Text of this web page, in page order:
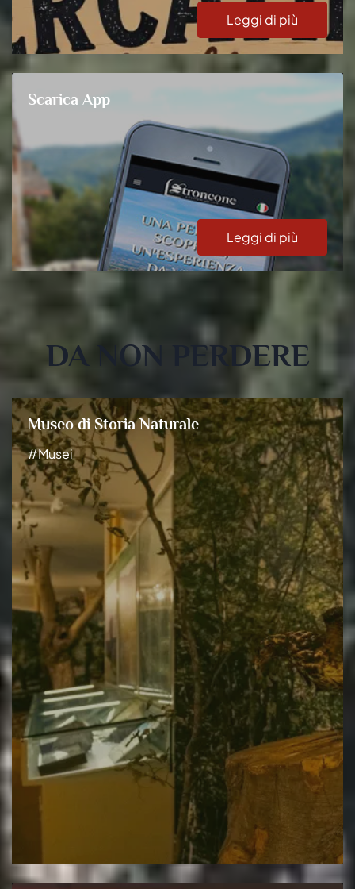
Leggi di più
Scarica App
Leggi di più
DA NON PERDERE
Museo di Storia Naturale
#Musei